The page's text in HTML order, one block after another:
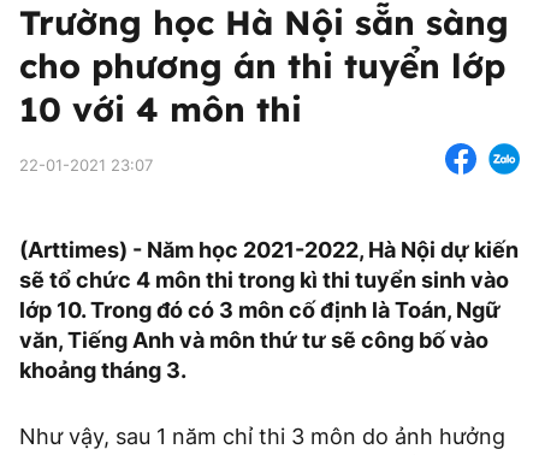
Trường học Hà Nội sẵn sàng
cho phương án thi tuyển lớp
10 với 4 môn thi
22-01-2021 23:07
(Arttimes) - Năm học 2021-2022, Hà Nội dự kiến
sẽ tổ chức 4 môn thi trong kì thi tuyển sinh vào
lớp 10. Trong đó có 3 môn cố định là Toán, Ngữ
văn, Tiếng Anh và môn thứ tư sẽ công bố vào
khoảng tháng 3.
Như vậy, sau 1 năm chỉ thi 3 môn do ảnh hưởng